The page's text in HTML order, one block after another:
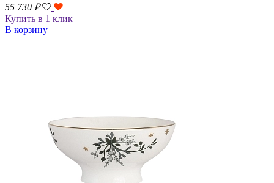
55 730 ₽
Купить в 1 клик
В корзину